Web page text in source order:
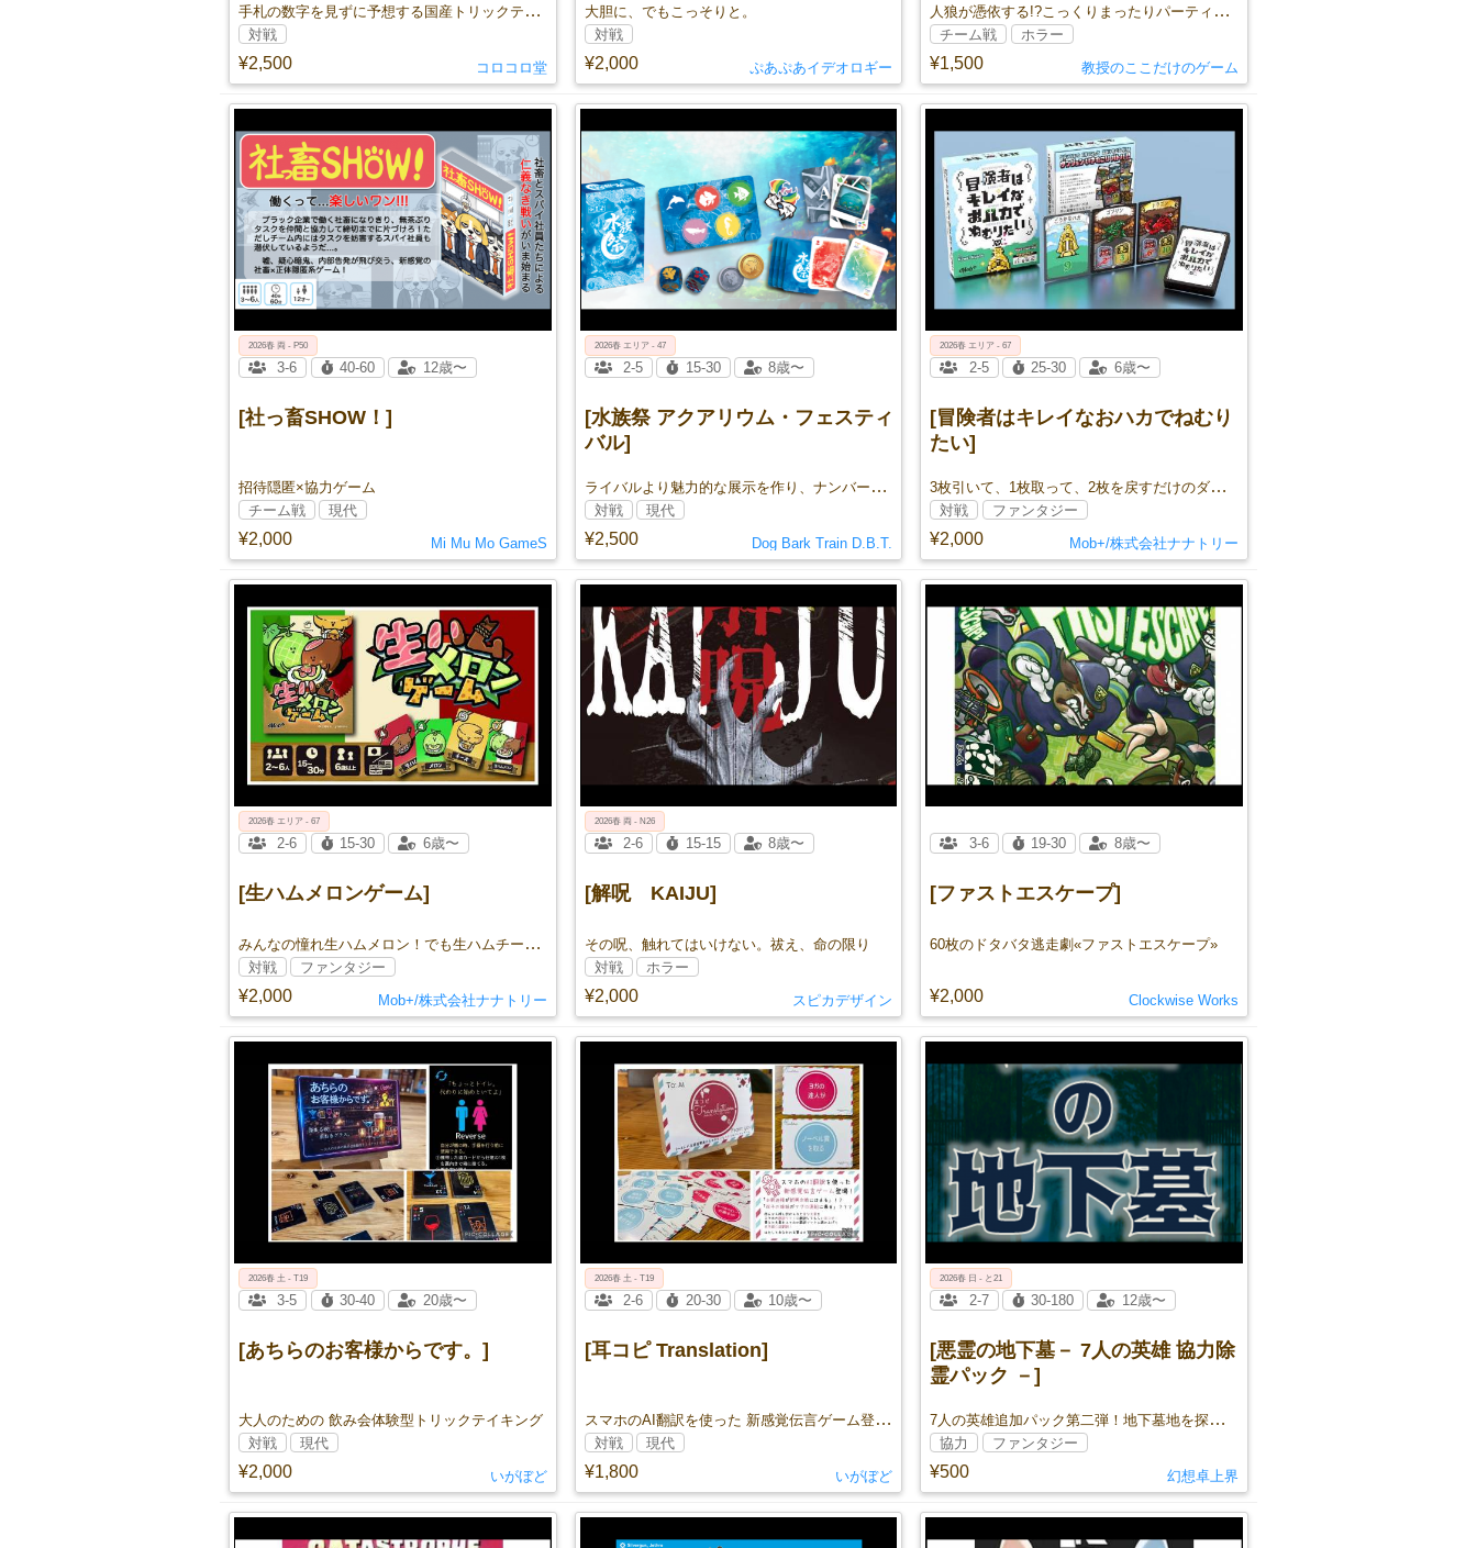
手札の数字を見ずに予想する国産トリックテイキングの名作を逆輸入！
¥2,500
対戦
コロコロ堂
大胆に、でもこっそりと。
¥2,000
対戦
ぷあぷあイデオロギー
人狼が憑依する!?こっくりまったりパーティー人狼!!
¥1,500
チーム戦 ホラー
教授のここだけのゲーム
[社っ畜SHOW！]
招待隠匿×協力ゲーム
¥2,000
2026春 両 - P50
3-6 40-60 12歳〜
チーム戦 現代
Mi Mu Mo GameS
[水族祭 アクアリウム・フェスティ
バル]
ライバルより魅力的な展示を作り、ナンバーワンの水族館を目指せ！
¥2,500
2026春 エリア - 47
2-5 15-30 8歳〜
対戦 現代
Dog Bark Train D.B.T.
[冒険者はキレイなおハカでねむり
たい]
3枚引いて、1枚取って、2枚を戻すだけのダンジョン生き残りバトル！
¥2,000
2026春 エリア - 67
2-5 25-30 6歳〜
対戦 ファンタジー
Mob+/株式会社ナナトリー
[生ハムメロンゲーム]
みんなの憧れ生ハムメロン！でも生ハムチーズも美味しいよ！
¥2,000
2026春 エリア - 67
2-6 15-30 6歳〜
対戦 ファンタジー
Mob+/株式会社ナナトリー
[解呪 KAIJU]
その呪、触れてはいけない。祓え、命の限り
¥2,000
2026春 両 - N26
2-6 15-15 8歳〜
対戦 ホラー
スピカデザイン
[ファストエスケープ]
60枚のドタバタ逃走劇«ファストエスケープ»
¥2,000
3-6 19-30 8歳〜
Clockwise Works
[あちらのお客様からです。]
大人のための 飲み会体験型トリックテイキング
¥2,000
2026春 土 - T19
3-5 30-40 20歳〜
対戦 現代
いがぼど
[耳コピ Translation]
スマホのAI翻訳を使った 新感覚伝言ゲーム登場！
¥1,800
2026春 土 - T19
2-6 20-30 10歳〜
対戦 現代
いがぼど
[悪霊の地下墓－ 7人の英雄 協力除
霊パック －]
7人の英雄追加パック第二弾！地下墓地を探索し、悪霊が外に出ないように退治しよう！
¥500
2026春 日 - と21
2-7 30-180 12歳〜
協力 ファンタジー
幻想卓上界